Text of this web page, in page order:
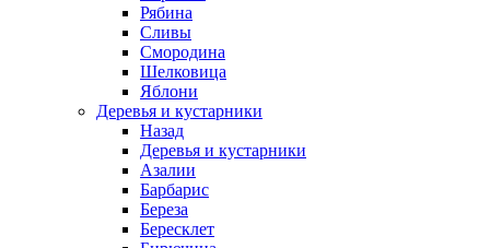
Рябина
Сливы
Смородина
Шелковица
Яблони
Деревья и кустарники
Назад
Деревья и кустарники
Азалии
Барбарис
Береза
Бересклет